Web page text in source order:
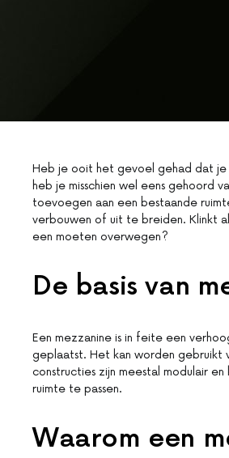
Heb je ooit het gevoel gehad dat je
heb je misschien wel eens gehoord
toevoegen aan een bestaande
verbouwen of uit te breiden. Klinkt
een moeten overwegen?
De basis van
Een mezzanine is in feite een
geplaatst. Het kan worden gebruikt
constructies zijn meestal modulair
ruimte te passen.
Waarom een